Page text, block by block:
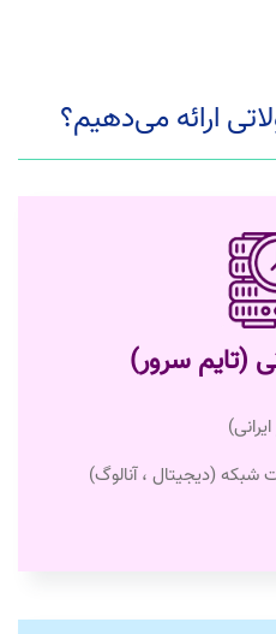
ارائه می‌دهیم؟
(تایم سرور)
(دیجیتال ، آنالوگ)